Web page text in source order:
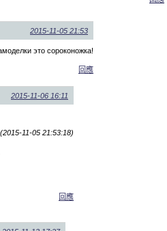
2015-11-05 21:53
это сороконожка!
回應
2015-11-06 16:11
11-05 21:53:18)
回應